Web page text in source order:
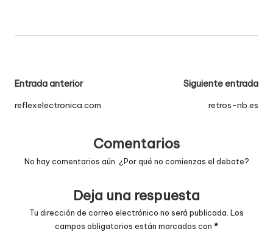
Navegación
de
Entrada anterior
reflexelectronica.com
Siguiente entrada
retros-nb.es
Comentarios
No hay comentarios aún. ¿Por qué no comienzas el debate?
Deja una respuesta
Tu dirección de correo electrónico no será publicada. Los
campos obligatorios están marcados con *